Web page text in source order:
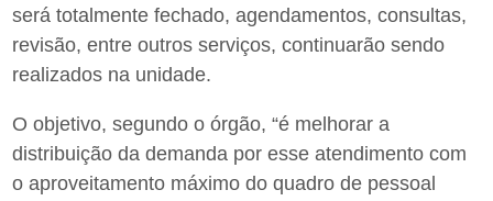
será totalmente fechado, agendamentos, consultas,
revisão, entre outros serviços, continuarão sendo
realizados na unidade.
O objetivo, segundo o órgão, “é melhorar a
distribuição da demanda por esse atendimento com
o aproveitamento máximo do quadro de pessoal